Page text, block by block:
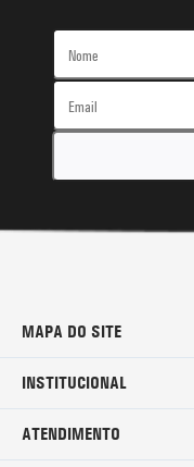
MAPA DO SITE
SURF
INSTITUCIONAL
SOBRE NÓS
ATENDIMENTO